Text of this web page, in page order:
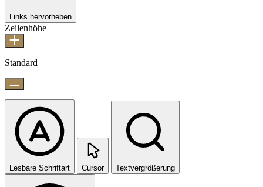
Links hervorheben
Zeilenhöhe
Standard
Lesbare Schriftart Cursor Textvergrößerung